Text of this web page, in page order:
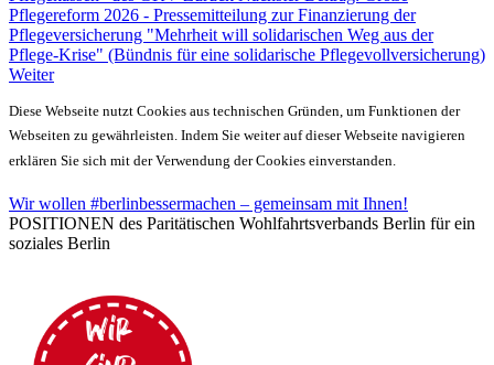
Pflegereform 2026 - Pressemitteilung zur Finanzierung der
Pflegeversicherung "Mehrheit will solidarischen Weg aus der
Pflege-Krise" (Bündnis für eine solidarische Pflegevollversicherung)
Weiter
Diese Webseite nutzt Cookies aus technischen Gründen, um Funktionen der
Webseiten zu gewährleisten. Indem Sie weiter auf dieser Webseite navigieren
erklären Sie sich mit der Verwendung der Cookies einverstanden.
Wir wollen #berlinbessermachen – gemeinsam mit Ihnen!
POSITIONEN des Paritätischen Wohlfahrtsverbands Berlin für ein
soziales Berlin